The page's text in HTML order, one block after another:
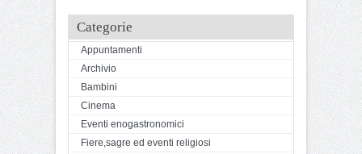
Categorie
Appuntamenti
Archivio
Bambini
Cinema
Eventi enogastronomici
Fiere,sagre ed eventi religiosi